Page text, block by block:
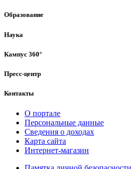
Образование
Наука
Кампус 360°
Пресс-центр
Контакты
О портале
Персональные данные
Сведения о доходах
Карта сайта
Интернет-магазин